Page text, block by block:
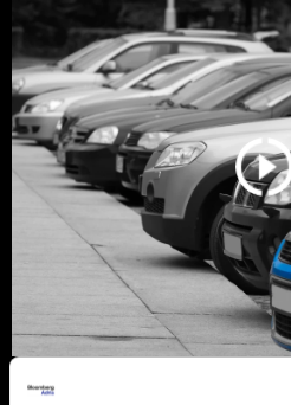
Srbija još vozi